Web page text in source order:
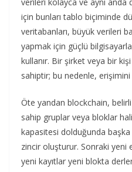
için bunları tablo biçiminde
veritabanları, büyük verileri
yapmak için güçlü
kullanır. Bir şirket veya bir
sahiptir; bu nedenle,
Öte yandan blockchain,
sahip gruplar veya bloklar
kapasitesi dolduğunda
zincir oluşturur. Sonraki yeni
yeni kayıtlar yeni blokta